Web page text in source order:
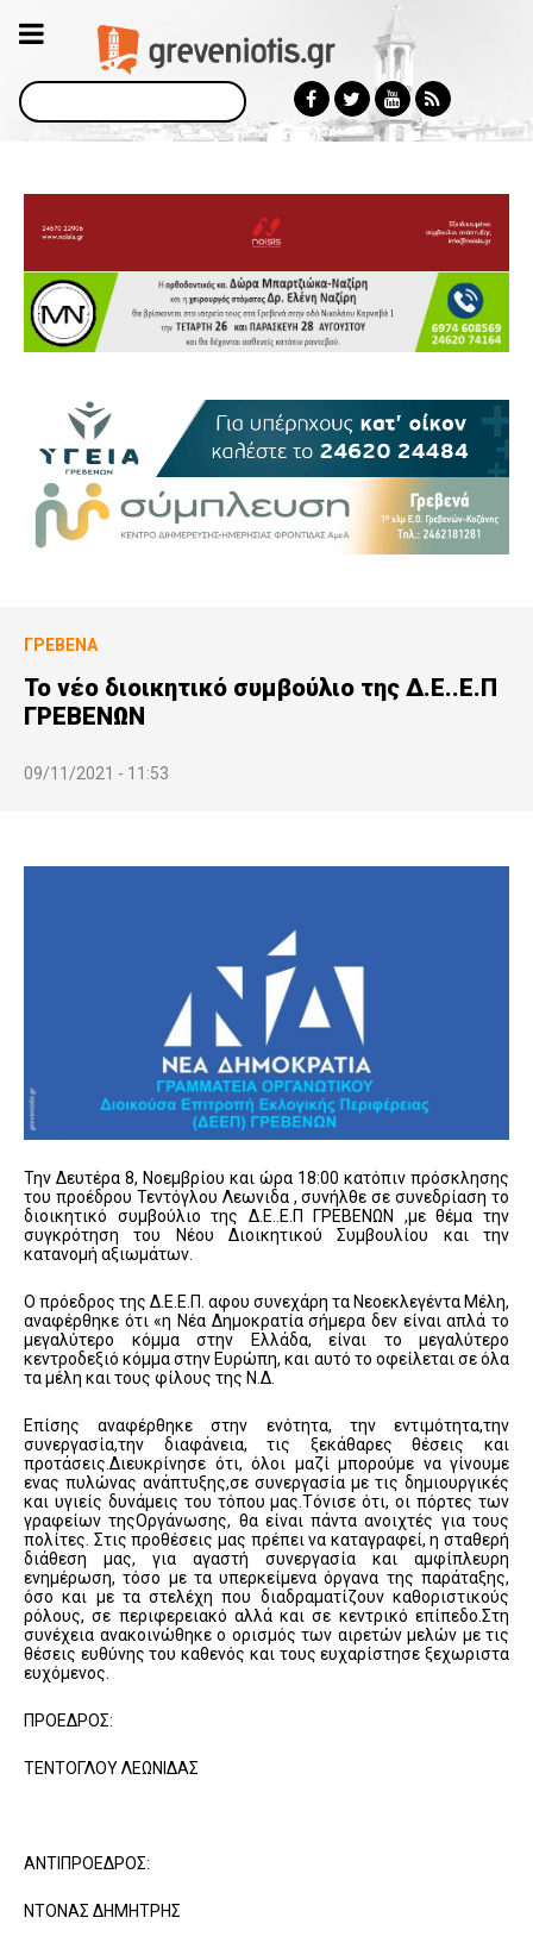
Αναζήτηση
ΓΡΕΒΕΝΆ
Το νέο διοικητικό συμβούλιο της Δ.Ε..Ε.Π
ΓΡΕΒΕΝΩΝ
09/11/2021 - 11:53
Την Δευτέρα 8, Νοεμβρίου και ώρα 18:00 κατόπιν πρόσκλησης
του προέδρου Τεντόγλου Λεωνιδα , συνήλθε σε συνεδρίαση το
διοικητικό συμβούλιο της Δ.Ε..Ε.Π ΓΡΕΒΕΝΩΝ ,με θέμα την
συγκρότηση του Νέου Διοικητικού Συμβουλίου και την
κατανομή αξιωμάτων.
Ο πρόεδρος της Δ.Ε.Ε.Π. αφου συνεχάρη τα Νεοεκλεγέντα Μέλη,
αναφέρθηκε ότι «η Νέα Δημοκρατία σήμερα δεν είναι απλά το
μεγαλύτερο κόμμα στην Ελλάδα, είναι το μεγαλύτερο
κεντροδεξιό κόμμα στην Ευρώπη, και αυτό το οφείλεται σε όλα
τα μέλη και τους φίλους της Ν.Δ.
Επίσης αναφέρθηκε στην ενότητα, την εντιμότητα,την
συνεργασία,την διαφάνεια, τις ξεκάθαρες θέσεις και
προτάσεις.Διευκρίνησε ότι, όλοι μαζί μπορούμε να γίνουμε
ενας πυλώνας ανάπτυξης,σε συνεργασία με τις δημιουργικές
και υγιείς δυνάμεις του τόπου μας.Τόνισε ότι, οι πόρτες των
γραφείων τηςΟργάνωσης, θα είναι πάντα ανοιχτές για τους
πολίτες. Στις προθέσεις μας πρέπει να καταγραφεί, η σταθερή
διάθεση μας, για αγαστή συνεργασία και αμφίπλευρη
ενημέρωση, τόσο με τα υπερκείμενα όργανα της παράταξης,
όσο και με τα στελέχη που διαδραματίζουν καθοριστικούς
ρόλους, σε περιφερειακό αλλά και σε κεντρικό επίπεδο.Στη
συνέχεια ανακοινώθηκε ο ορισμός των αιρετών μελών με τις
θέσεις ευθύνης του καθενός και τους ευχαρίστησε ξεχωριστα
ευχόμενος.
ΠΡΟΕΔΡΟΣ:
ΤΕΝΤΟΓΛΟΥ ΛΕΩΝΙΔΑΣ
ΑΝΤΙΠΡΟΕΔΡΟΣ:
ΝΤΟΝΑΣ ΔΗΜΗΤΡΗΣ